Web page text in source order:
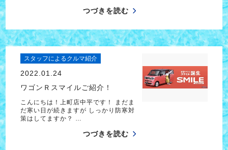
つづきを読む
スタッフによるクルマ紹介
2022.01.24
ワゴンＲスマイルご紹介！
こんにちは！上町店中平です！ まだま
だ寒い日が続きますが しっかり防寒対
策はしてますか？ …
つづきを読む